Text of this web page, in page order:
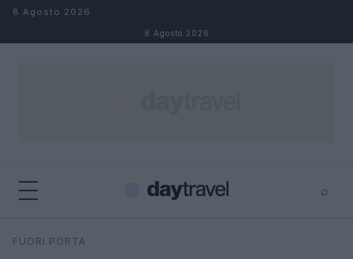
Salta al contenuto
8 Agosto 2026
8 Agosto 2026
⌕
Cerca
FUORI PORTA